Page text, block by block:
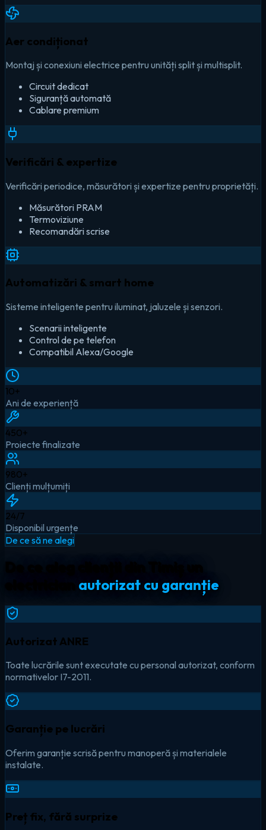
Aer condiționat
Montaj și conexiuni electrice pentru unități split și multisplit.
Circuit dedicat
Siguranță automată
Cablare premium
Verificări & expertize
Verificări periodice, măsurători și expertize pentru proprietăți.
Măsurători PRAM
Termoviziune
Recomandări scrise
Automatizări & smart home
Sisteme inteligente pentru iluminat, jaluzele și senzori.
Scenarii inteligente
Control de pe telefon
Compatibil Alexa/Google
10+
Ani de experiență
450+
Proiecte finalizate
980+
Clienți mulțumiți
24/7
Disponibil urgențe
De ce să ne alegi
autorizat cu garanție
Autorizat ANRE
Toate lucrările sunt executate cu personal autorizat, conform
normativelor I7-2011.
Garanție pe lucrări
Oferim garanție scrisă pentru manoperă și materialele
instalate.
Preț fix, fără surprize